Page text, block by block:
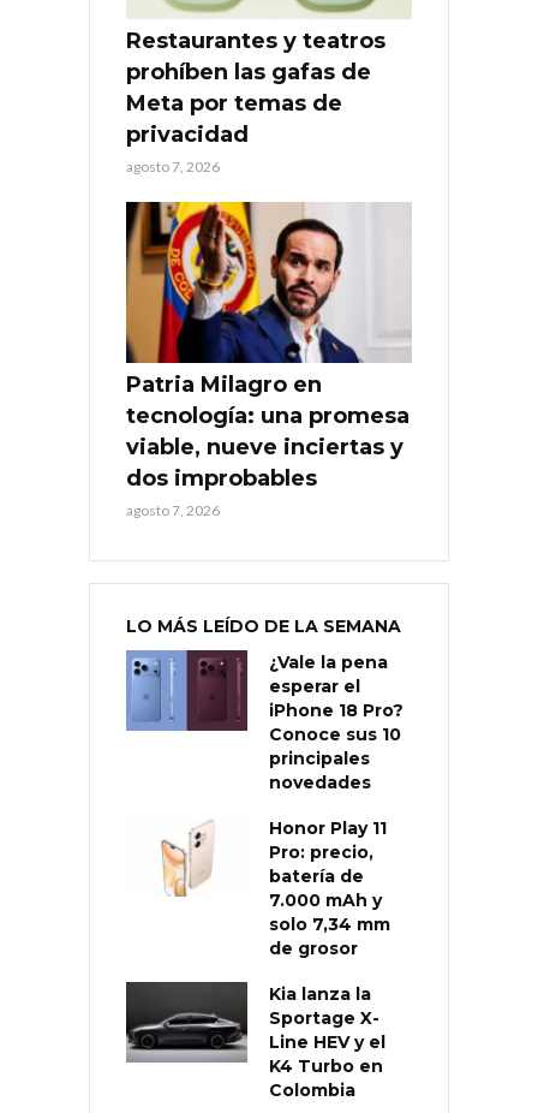
Restaurantes y teatros
prohíben las gafas de
Meta por temas de
privacidad
agosto 7, 2026
Patria Milagro en
tecnología: una promesa
viable, nueve inciertas y
dos improbables
agosto 7, 2026
LO MÁS LEÍDO DE LA SEMANA
¿Vale la pena
esperar el
iPhone 18 Pro?
Conoce sus 10
principales
novedades
Honor Play 11
Pro: precio,
batería de
7.000 mAh y
solo 7,34 mm
de grosor
Kia lanza la
Sportage X-
Line HEV y el
K4 Turbo en
Colombia